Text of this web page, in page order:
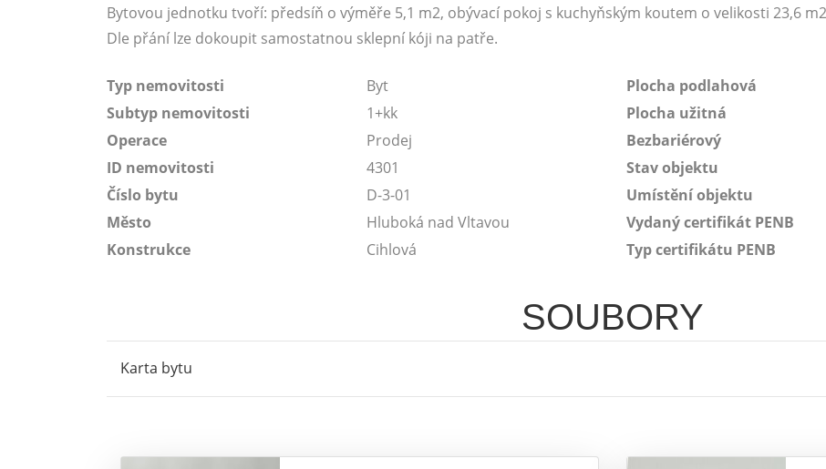
Bytovou jednotku tvoří: předsíň o výměře 5,1 m2, obývací pokoj s kuchyňským koutem o velikosti 23,6
Dle přání lze dokoupit samostatnou sklepní kóji na patře.
Typ nemovitosti
Byt
Subtyp nemovitosti
1+kk
Operace
Prodej
ID nemovitosti
4301
Číslo bytu
D-3-01
Město
Hluboká nad Vltavou
Konstrukce
Cihlová
Plocha podlahová
Plocha užitná
Bezbariérový
Stav objektu
Umístění objektu
Vydaný certifikát PENB
Typ certifikátu PENB
SOUBORY
Karta bytu